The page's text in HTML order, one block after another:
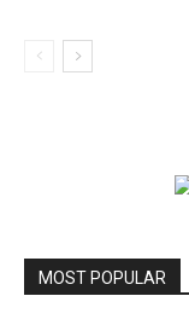
MOST POPULAR